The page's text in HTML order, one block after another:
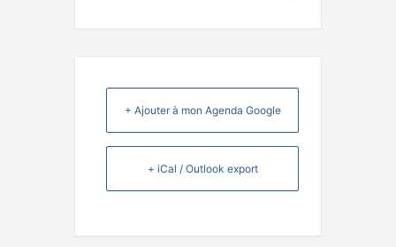
+ Ajouter à mon Agenda Google
+ iCal / Outlook export